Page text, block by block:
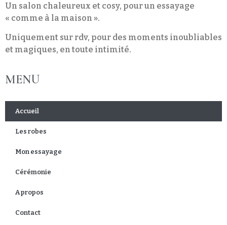
Un salon chaleureux et cosy, pour un essayage
« comme à la maison ».
Uniquement sur rdv, pour des moments inoubliables
et magiques, en toute intimité.
MENU
Accueil
Les robes
Mon essayage
Cérémonie
A propos
Contact